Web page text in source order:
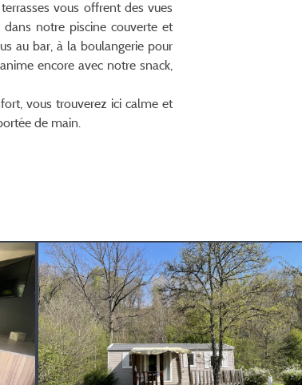
vous offrent des vues
notre piscine couverte et
au bar, à la boulangerie pour
encore avec notre snack,
vous trouverez ici calme et
de main.